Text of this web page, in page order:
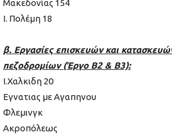
Μακεδονίας 154
Ι. Πολέμη 18
β. Εργασίες επισκευών και
πεζοδρομίων (Έργο Β2 & Β3):
Ι.Χαλκιδη 20
Εγνατιας με Αγαπηνου
Φλεμινγκ
Ακροπόλεως